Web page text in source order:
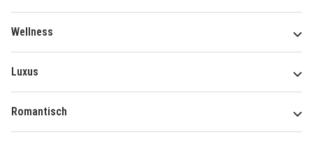
Wellness
Luxus
Romantisch